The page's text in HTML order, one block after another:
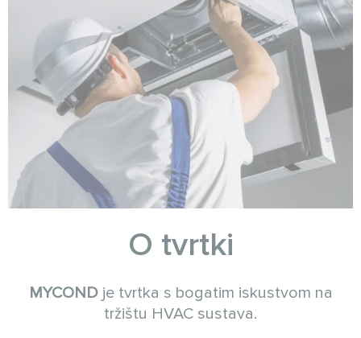
O tvrtki
MYCONDje tvrtka s bogatim iskustvom na
tržištu HVAC sustava.